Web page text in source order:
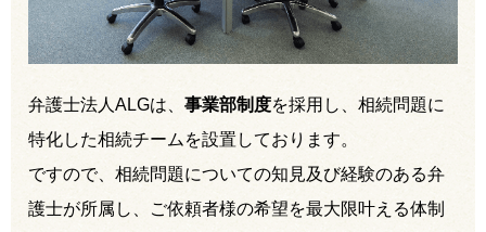
弁護士法人ALGは、 事業部制度を採用し、相続問題に
特化した相続チームを設置しております。
ですので、相続問題についての知見及び経験のある弁
護士が所属し、ご依頼者様の希望を最大限叶える体制